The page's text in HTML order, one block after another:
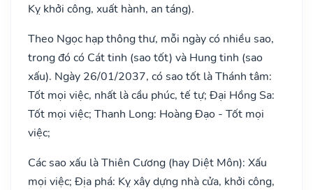
Kỵ khởi công, xuất hành, an táng).
Theo Ngọc hạp thông thư, mỗi ngày có nhiều sao,
trong đó có Cát tinh (sao tốt) và Hung tinh (sao
xấu). Ngày 26/01/2037, có sao tốt là Thánh tâm:
Tốt mọi việc, nhất là cầu phúc, tế tự; Đại Hồng Sa:
Tốt mọi việc; Thanh Long: Hoàng Đạo - Tốt mọi
việc;
Các sao xấu là Thiên Cương (hay Diệt Môn): Xấu
mọi việc; Địa phá: Kỵ xây dựng nhà cửa, khởi công,